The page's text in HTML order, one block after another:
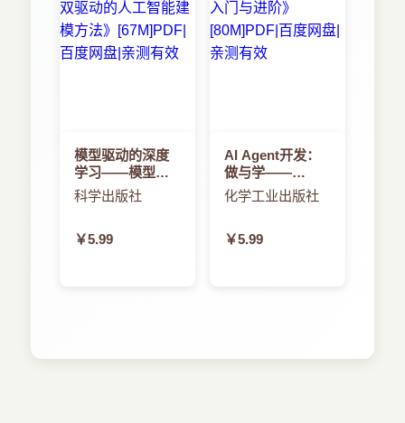
模型驱动的深度
学习——模型与
数据双驱动的人
工智能建模方法
科学出版社
￥5.99
AI Agent开发：
做与学——
AutoGen入门与
进阶
化学工业出版社
￥5.99